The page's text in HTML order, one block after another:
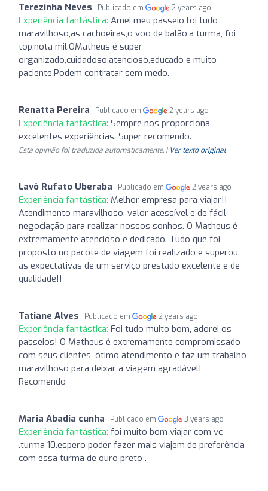
Terezinha Neves Publicado em 2 years ago
Experiência fantástica: Amei meu passeio,foi tudo
maravilhoso,as cachoeiras,o voo de balão,a turma, foi
top,nota mil.OMatheus é super
organizado,cuidadoso,atencioso,educado e muito
paciente.Podem contratar sem medo.
Renatta Pereira Publicado em 2 years ago
Experiência fantástica: Sempre nos proporciona
excelentes experiências. Super recomendo.
Esta opinião foi traduzida automaticamente. | Ver texto original
Lavô Rufato Uberaba Publicado em 2 years ago
Experiência fantástica: Melhor empresa para viajar!!
Atendimento maravilhoso, valor acessível e de fácil
negociação para realizar nossos sonhos. O Matheus é
extremamente atencioso e dedicado. Tudo que foi
proposto no pacote de viagem foi realizado e superou
as expectativas de um serviço prestado excelente e de
qualidade!!
Tatiane Alves Publicado em 2 years ago
Experiência fantástica: Foi tudo muito bom, adorei os
passeios! O Matheus é extremamente compromissado
com seus clientes, ótimo atendimento e faz um trabalho
maravilhoso para deixar a viagem agradável!
Recomendo
Maria Abadia cunha Publicado em 3 years ago
Experiência fantástica: foi muito bom viajar com vc
.turma 10.espero poder fazer mais viajem de preferência
com essa turma de ouro preto .